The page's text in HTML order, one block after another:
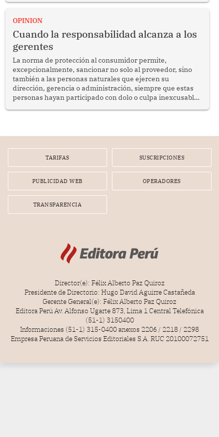
enfrenta desafíos en materia de desarrollo, cohesión
OPINION
Cuando la responsabilidad alcanza a los
gerentes
La norma de protección al consumidor permite,
excepcionalmente, sancionar no solo al proveedor, sino
también a las personas naturales que ejercen su
dirección, gerencia o administración, siempre que estas
personas hayan participado con dolo o culpa inexcusable
por la frustrada realización de un meet and greet con
TARIFAS SUSCRIPCIONES
PUBLICIDAD WEB OPERADORES
TRANSPARENCIA
Director(e): Félix Alberto Paz Quiroz
Presidente de Directorio: Hugo David Aguirre Castañeda
Gerente General(e): Félix Alberto Paz Quiroz
Editora Perú Av. Alfonso Ugarte 873, Lima 1 Central Telefónica
(51-1) 3150400
Informaciones (51-1) 315-0400 anexos 2206 / 2218 / 2298
Empresa Peruana de Servicios Editoriales S.A. RUC 20100072751